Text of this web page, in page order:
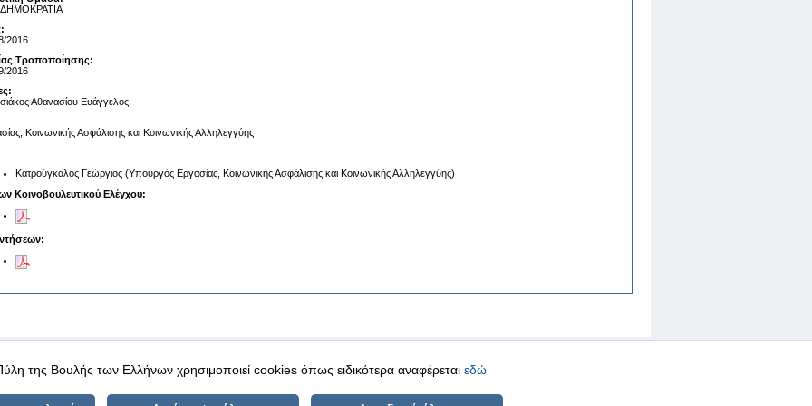
2016
Τροποποίησης:
2016
Αθανασίου Ευάγγελος
Κοινωνικής Ασφάλισης και Κοινωνικής Αλληλεγγύης
Κατρούγκαλος Γεώργιος (Υπουργός Εργασίας, Κοινωνικής Ασφάλισης και Κοινωνικής Αλληλεγγύης)
Κοινοβουλευτικού Ελέγχου:
δεδομένα |Ασφάλεια & Πρόσβαση
της Βουλής των Ελλήνων χρησιμοποιεί cookies όπως ειδικότερα αναφέρεται εδώ